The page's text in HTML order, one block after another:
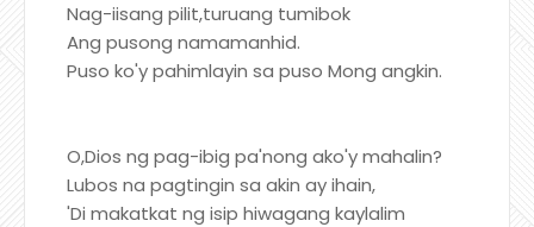
Nag-iisang pilit,turuang tumibok
Ang pusong namamanhid.
Puso ko'y pahimlayin sa puso Mong angkin.
O,Dios ng pag-ibig pa'nong ako'y mahalin?
Lubos na pagtingin sa akin ay ihain,
'Di makatkat ng isip hiwagang kaylalim